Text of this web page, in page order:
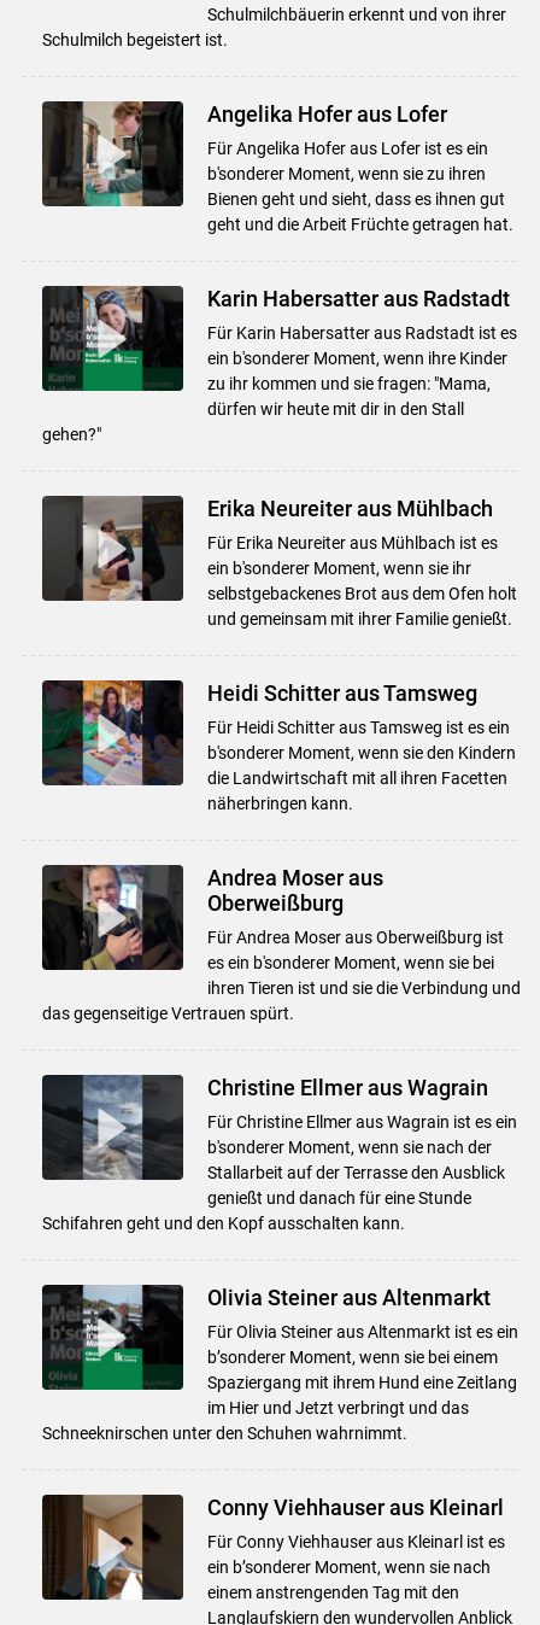
Schulmilchbäuerin erkennt und von ihrer
Schulmilch begeistert ist.
Angelika Hofer aus Lofer
Für Angelika Hofer aus Lofer ist es ein
b'sonderer Moment, wenn sie zu ihren
Bienen geht und sieht, dass es ihnen gut
geht und die Arbeit Früchte getragen hat.
Karin Habersatter aus Radstadt
Für Karin Habersatter aus Radstadt ist es
ein b'sonderer Moment, wenn ihre Kinder
zu ihr kommen und sie fragen: "Mama,
dürfen wir heute mit dir in den Stall
gehen?"
Erika Neureiter aus Mühlbach
Für Erika Neureiter aus Mühlbach ist es
ein b'sonderer Moment, wenn sie ihr
selbstgebackenes Brot aus dem Ofen holt
und gemeinsam mit ihrer Familie genießt.
Heidi Schitter aus Tamsweg
Für Heidi Schitter aus Tamsweg ist es ein
b'sonderer Moment, wenn sie den Kindern
die Landwirtschaft mit all ihren Facetten
näherbringen kann.
Andrea Moser aus
Oberweißburg
Für Andrea Moser aus Oberweißburg ist
es ein b'sonderer Moment, wenn sie bei
ihren Tieren ist und sie die Verbindung und
das gegenseitige Vertrauen spürt.
Christine Ellmer aus Wagrain
Für Christine Ellmer aus Wagrain ist es ein
b'sonderer Moment, wenn sie nach der
Stallarbeit auf der Terrasse den Ausblick
genießt und danach für eine Stunde
Schifahren geht und den Kopf ausschalten kann.
Olivia Steiner aus Altenmarkt
Für Olivia Steiner aus Altenmarkt ist es ein
b’sonderer Moment, wenn sie bei einem
Spaziergang mit ihrem Hund eine Zeitlang
im Hier und Jetzt verbringt und das
Schneeknirschen unter den Schuhen wahrnimmt.
Conny Viehhauser aus Kleinarl
Für Conny Viehhauser aus Kleinarl ist es
ein b’sonderer Moment, wenn sie nach
einem anstrengenden Tag mit den
Langlaufskiern den wundervollen Anblick